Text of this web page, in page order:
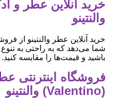
والنتینو
خرید آنلاین عطر والنتینو از
شما می‌دهد که به راحتی به
باشید و قیمت‌ها را مقایسه کنید.
فروشگاه اینترنتی
(Valentino) والنتینو